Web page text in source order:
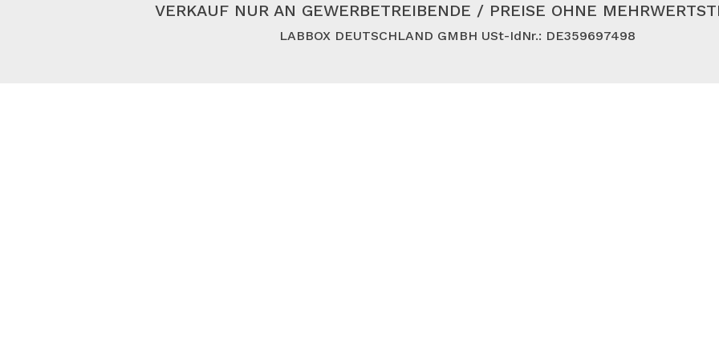
VERKAUF NUR AN GEWERBETREIBENDE / PREISE OHNE
LABBOX DEUTSCHLAND GMBH USt-IdNr.: DE359697498